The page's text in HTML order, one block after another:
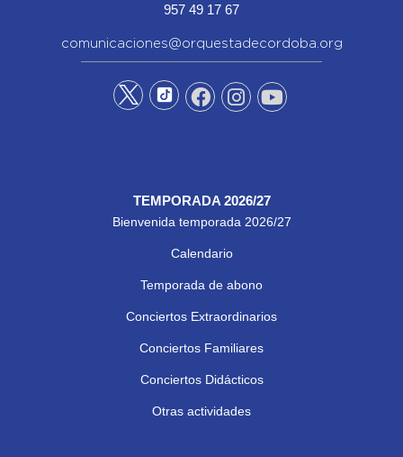
957 49 17 67
comunicaciones@orquestadecordoba.org
TEMPORADA 2026/27
Bienvenida temporada 2026/27
Calendario
Temporada de abono
Conciertos Extraordinarios
Conciertos Familiares
Conciertos Didácticos
Otras actividades